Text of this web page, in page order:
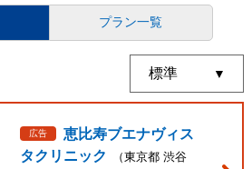
プラン一覧
広告
恵比寿ブエナヴィス
タクリニック
（東京都 渋谷